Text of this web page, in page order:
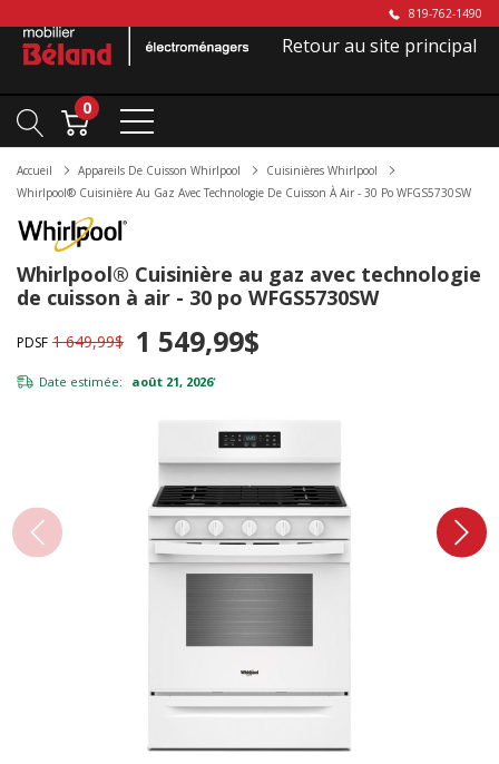
819-762-1490
Retour au site principal
0
Accueil Appareils De Cuisson Whirlpool
Cuisinières Whirlpool
Whirlpool® Cuisinière Au Gaz Avec Technologie De Cuisson À Air - 30 Po WFGS5730SW
Whirlpool® Cuisinière au gaz avec technologie
de cuisson à air - 30 po WFGS5730SW
PDSF 1 649,99$ 1 549,99$
Date estimée: août 21, 2026*